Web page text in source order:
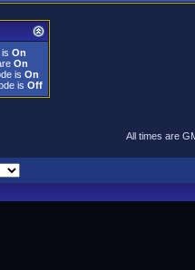
is On
On
is On
is Off
All times are